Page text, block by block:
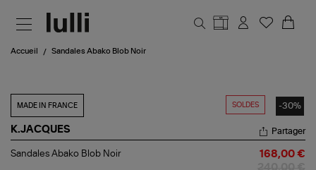
Accueil Sandales Abako Blob Noir
SOLDES -30%
MADE IN FRANCE
K.JACQUES
Sandales
Partager
Sandales Abako Blob Noir 168,00 €